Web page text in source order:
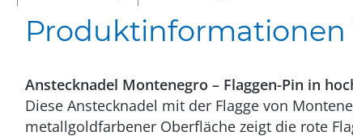
Produktinformationen
Anstecknadel Montenegro – Flaggen-Pin in
Diese Anstecknadel mit der Flagge von
metallgoldfarbener Oberfläche zeigt die rote